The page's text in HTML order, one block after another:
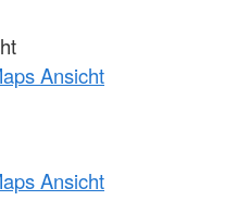
Ansicht
Ansicht